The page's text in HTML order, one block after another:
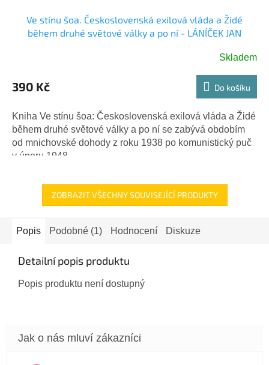
Ve stínu šoa. Československá exilová vláda a Židé
během druhé světové války a po ní - LÁNÍČEK JAN
Skladem
390 Kč Do košíku
Kniha Ve stínu šoa: Československá exilová vláda a Židé
během druhé světové války a po ní se zabývá obdobím
od mnichovské dohody z roku 1938 po komunistický puč
v únoru 1948....
ZOBRAZIT VŠECHNY SOUVISEJÍCÍ PRODUKTY
Popis Podobné (1) Hodnocení Diskuze
Detailní popis produktu
Popis produktu není dostupný